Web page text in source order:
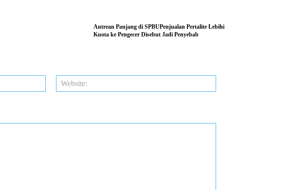
Antrean Panjang di SPBUPenjualan Pertalite Lebihi
Kuota ke Pengecer Disebut Jadi Penyebab
Email:*